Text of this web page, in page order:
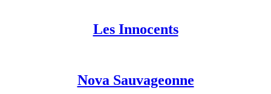
Les Innocents
Nova Sauvageonne